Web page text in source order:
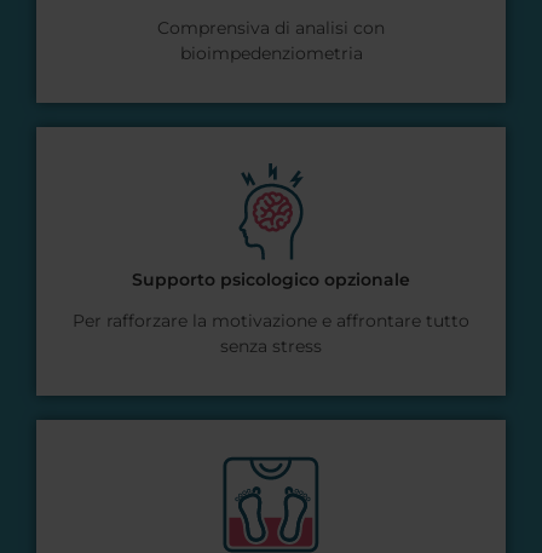
Comprensiva di analisi con
bioimpedenziometria
Supporto psicologico opzionale
Per rafforzare la motivazione e affrontare tutto
senza stress